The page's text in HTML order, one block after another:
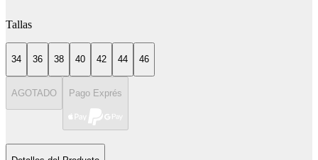
Tallas
34 36 38 40 42 44 46
AGOTADO Pago Exprés